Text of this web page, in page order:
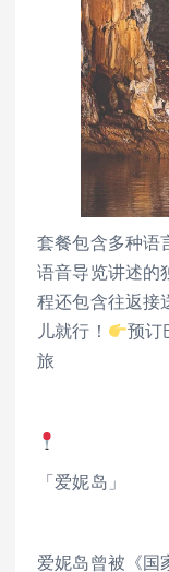
套餐包含多种语
语音导览讲述的
程还包含往返接
儿就行！
预订
旅
「爱妮岛」
爱妮岛曾被《国